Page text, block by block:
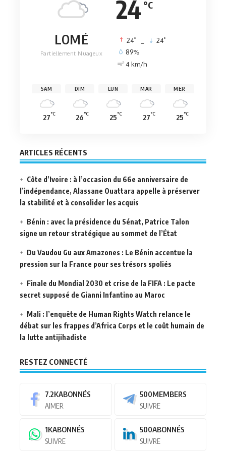
24 °C
LOMÉ
Partiellement Nuageux
24° 24°
89%
4 km/h
SAM
27°C
DIM
26°C
LUN
25°C
MAR
27°C
MER
25°C
ARTICLES RÉCENTS
Côte d’Ivoire : à l’occasion du 66e anniversaire de
l’indépendance, Alassane Ouattara appelle à préserver
la stabilité et à consolider les acquis
Bénin : avec la présidence du Sénat, Patrice Talon
signe un retour stratégique au sommet de l’État
Du Vaudou Gu aux Amazones : Le Bénin accentue la
pression sur la France pour ses trésors spoliés
Finale du Mondial 2030 et crise de la FIFA : Le pacte
secret supposé de Gianni Infantino au Maroc
Mali : l’enquête de Human Rights Watch relance le
débat sur les frappes d’Africa Corps et le coût humain de
la lutte antijihadiste
RESTEZ CONNECTÉ
7.2KABONNÉS
AIMER
500MEMBERS
SUIVRE
1KABONNÉS
SUIVRE
500ABONNÉS
SUIVRE